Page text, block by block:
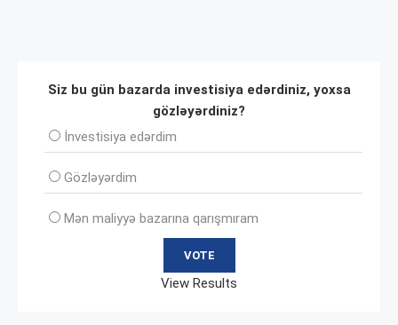
Siz bu gün bazarda investisiya edərdiniz, yoxsa
gözləyərdiniz?
İnvеstisiya edərdim
Gözləyərdim
Mən maliyyə bazarına qarışmıram
View Results